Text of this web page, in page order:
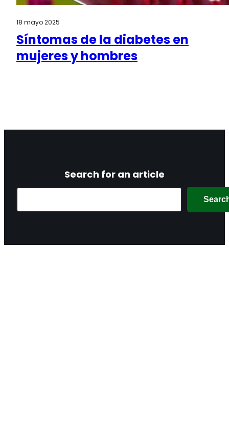
18 mayo 2025
Síntomas de la diabetes en
mujeres y hombres
Search for an article